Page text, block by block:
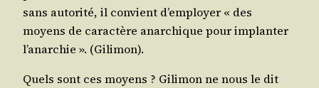
sans auto­ri­té, il convient d’employer « des
moyens de carac­tère anar­chique pour implan­ter
l’a­nar­chie ». (Gili­mon).
Quels sont ces moyens ? Gili­mon ne nous le dit